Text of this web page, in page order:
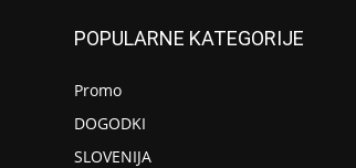
POPULARNE KATEGORIJE
Promo
DOGODKI
SLOVENIJA